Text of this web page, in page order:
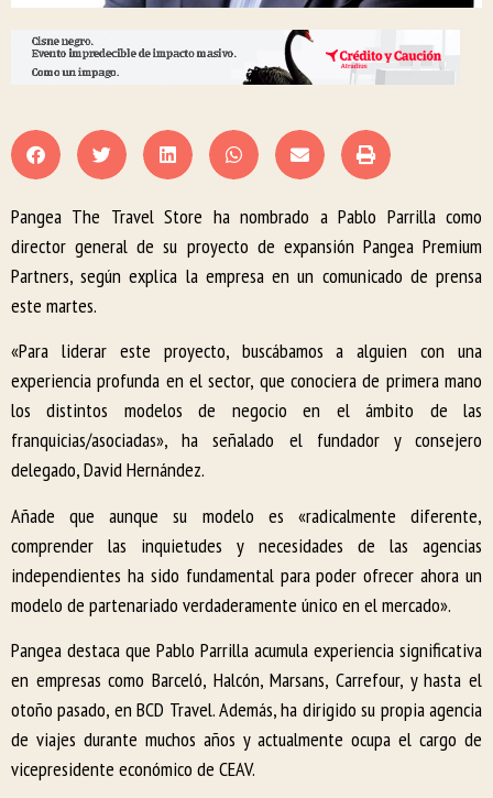
Pangea The Travel Store ha nombrado a Pablo Parrilla como
director general de su proyecto de expansión Pangea Premium
Partners, según explica la empresa en un comunicado de prensa
este martes.
«Para liderar este proyecto, buscábamos a alguien con una
experiencia profunda en el sector, que conociera de primera mano
los distintos modelos de negocio en el ámbito de las
franquicias/asociadas», ha señalado el fundador y consejero
delegado, David Hernández.
Añade que aunque su modelo es «radicalmente diferente,
comprender las inquietudes y necesidades de las agencias
independientes ha sido fundamental para poder ofrecer ahora un
modelo de partenariado verdaderamente único en el mercado».
Pangea destaca que Pablo Parrilla acumula experiencia significativa
en empresas como Barceló, Halcón, Marsans, Carrefour, y hasta el
otoño pasado, en BCD Travel. Además, ha dirigido su propia agencia
de viajes durante muchos años y actualmente ocupa el cargo de
vicepresidente económico de CEAV.